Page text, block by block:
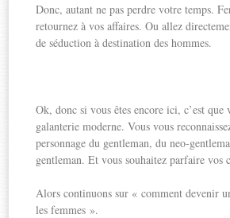
Donc, autant ne pas perdre votre temps.
retournez à vos affaires. Ou allez
de séduction à destination des hommes.
Ok, donc si vous êtes encore ici, c’est que
galanterie moderne. Vous vous
personnage du gentleman, du neo-
gentleman. Et vous souhaitez parfaire vos
Alors continuons sur « comment devenir
les femmes ».